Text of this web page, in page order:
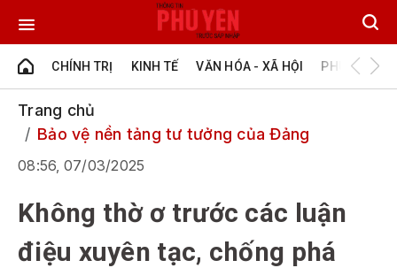
CHÍNH TRỊ KINH TẾ VĂN HÓA - XÃ HỘI PHÚ YÊN -
Trang chủ
Bảo vệ nền tảng tư tưởng của Đảng
08:56, 07/03/2025
Không thờ ơ trước các luận
điệu xuyên tạc, chống phá